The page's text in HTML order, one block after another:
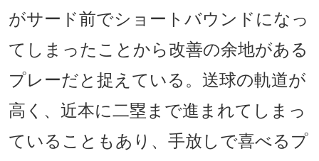
がサード前でショートバウンドになっ
てしまったことから改善の余地がある
プレーだと捉えている。送球の軌道が
高く、近本に二塁まで進まれてしまっ
ていることもあり、手放しで喜べるプ